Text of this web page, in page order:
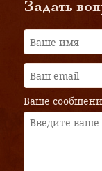
Задать
Ваше